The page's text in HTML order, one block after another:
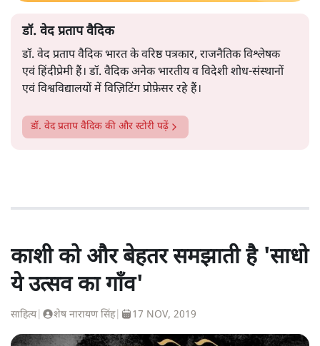
डॉ. वेद प्रताप वैदिक
डॉ. वेद प्रताप वैदिक भारत के वरिष्ठ पत्रकार, राजनैतिक विश्लेषक
एवं हिंदीप्रेमी हैं। डॉ. वैदिक अनेक भारतीय व विदेशी शोध-संस्थानों
एवं विश्वविद्यालयों में विज़िटिंग प्रोफ़ेसर रहे हैं।
डॉ. वेद प्रताप वैदिक की और स्टोरी पढ़ें
काशी को और बेहतर समझाती है 'साधो
ये उत्सव का गाँव'
साहित्य| शेष नारायण सिंह| 17 NOV, 2019